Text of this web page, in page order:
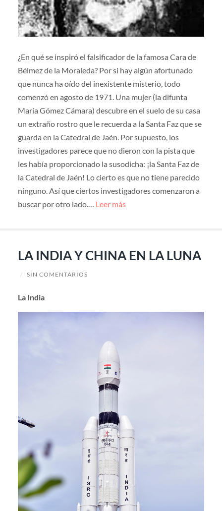
¿En qué se inspiró el falsificador de la famosa Cara de
Bélmez de la Moraleda? Por si hay algún afortunado
que nunca ha oído del inexistente misterio, todo
comenzó en agosto de 1971. Una mujer (la difunta
María Gómez Cámara) descubre en el suelo de su casa
un extraño rostro que le recuerda a la Santa Faz que se
guarda en la Catedral de Jaén. Por supuesto, los
investigadores parece que no dieron con la pista que
les había proporcionado la susodicha: ¡la Santa Faz de
la Catedral de Jaén! Lo cierto es que no tiene parecido
ninguno. Así que ciertos investigadores comenzaron a
buscar por otro lado.… Leer más
LA INDIA Y CHINA EN LA LUNA
/ SIN COMENTARIOS
La India